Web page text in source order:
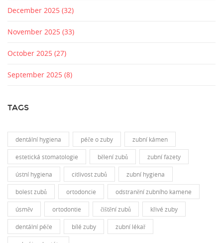
December 2025 (32)
November 2025 (33)
October 2025 (27)
September 2025 (8)
TAGS
dentální hygiena péče o zuby zubní kámen
estetická stomatologie bělení zubů zubní fazety
ústní hygiena citlivost zubů zubní hygiena
bolest zubů ortodoncie odstranění zubního kamene
úsměv ortodontie čištění zubů křivé zuby
dentální péče bílé zuby zubní lékař